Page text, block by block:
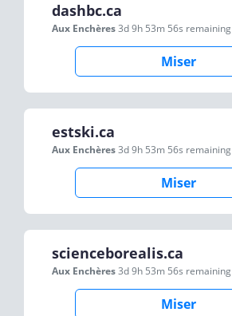
dashbc.ca
Aux Enchères3d 9h 53m 56s remaining
Miser
estski.ca
Aux Enchères3d 9h 53m 56s remaining
Miser
scienceborealis.ca
Aux Enchères3d 9h 53m 56s remaining
Miser